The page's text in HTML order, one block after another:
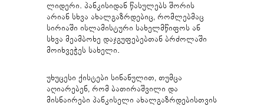
ლიდერი. პანკისიდან წასულებს შორის
არიან სხვა ახალგაზრდებიც, რომლებმაც
სირიაში ისლამისტური სახელმწიფოს ან
სხვა მეამბოხე დაჯგუფებებთან ბრძოლაში
მოიხვეჭეს სახელი.
უხუცესი ქისტები სინანულით, თუმცა
აღიარებენ, რომ ბათირაშვილი და
მისნაირები პანკისელი ახალგაზრდებისთვის